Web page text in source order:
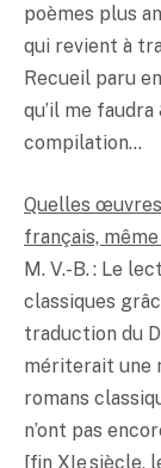
poèmes plus
qui revient à
Recueil paru
qu’il me
compilation…
Quelles
français,
M. V.-B. : Le
classiques
traduction du
mériterait une
romans
n’ont pas
[fin XIe siècle,